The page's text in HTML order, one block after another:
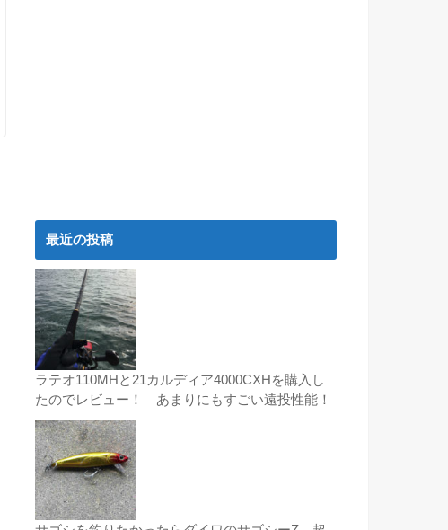
最近の投稿
ラテオ110MHと21カルディア4000CXHを購入し
たのでレビュー！ あまりにもすごい遠投性能！